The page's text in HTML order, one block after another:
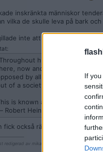
If
inskränkta människor
vilka de skulle leva på bark
inte att jag nämnde
history, poverty is
now and then — are the
by all right-thinking
of a society, the people then
is known as "bad luck.”
Robert Heinlein
fick också rätt i mycket han
redigerad av mikaels 2024-05-21 kl. 23:05.